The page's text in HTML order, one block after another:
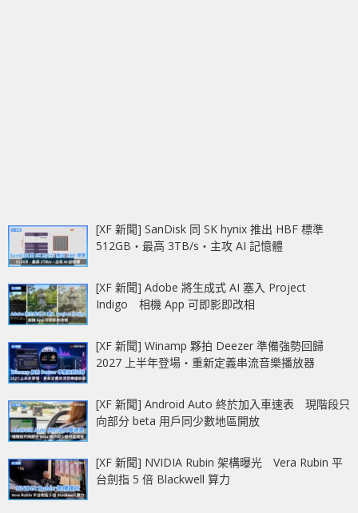
[XF 新聞] SanDisk 同 SK hynix 推出 HBF 標準
512GB‧最高 3TB/s‧主攻 AI 記憶體
[XF 新聞] Adobe 將生成式 AI 塞入 Project
Indigo 相機 App 可即影即改相
[XF 新聞] Winamp 夥拍 Deezer 準備強勢回歸
2027 上半年登場‧重新定義串流音樂播放器
[XF 新聞] Android Auto 終於加入車速表 現階段只
向部分 beta 用戶同少數地區開放
[XF 新聞] NVIDIA Rubin 架構曝光 Vera Rubin 平
台劍指 5 倍 Blackwell 算力